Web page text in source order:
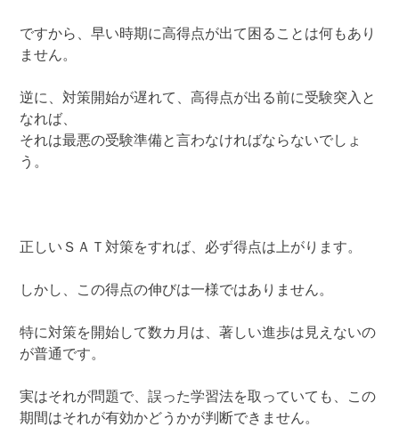
ですから、早い時期に高得点が出て困ることは何もあり
ません。
逆に、対策開始が遅れて、高得点が出る前に受験突入と
なれば、
それは最悪の受験準備と言わなければならないでしょ
う。
正しいＳＡＴ対策をすれば、必ず得点は上がります。
しかし、この得点の伸びは一様ではありません。
特に対策を開始して数カ月は、著しい進歩は見えないの
が普通です。
実はそれが問題で、誤った学習法を取っていても、この
期間はそれが有効かどうかが判断できません。